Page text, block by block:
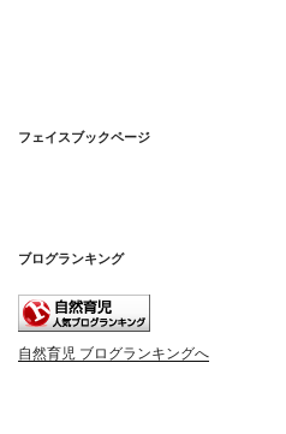
フェイスブックページ
ブログランキング
自然育児 ブログランキングへ